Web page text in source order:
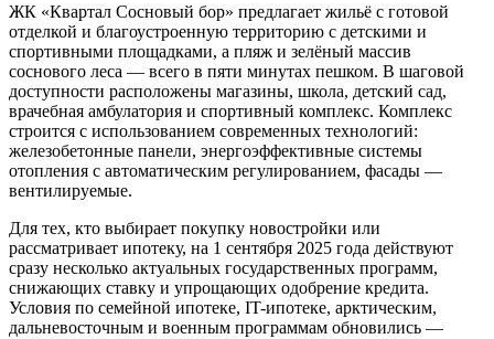
ЖК «Квартал Сосновый бор» предлагает жильё с готовой
отделкой и благоустроенную территорию с детскими и
спортивными площадками, а пляж и зелёный массив
соснового леса — всего в пяти минутах пешком. В шаговой
доступности расположены магазины, школа, детский сад,
врачебная амбулатория и спортивный комплекс. Комплекс
строится с использованием современных технологий:
железобетонные панели, энергоэффективные системы
отопления с автоматическим регулированием, фасады —
вентилируемые.
Для тех, кто выбирает покупку новостройки или
рассматривает ипотеку, на 1 сентября 2025 года действуют
сразу несколько актуальных государственных программ,
снижающих ставку и упрощающих одобрение кредита.
Условия по семейной ипотеке, IT-ипотеке, арктическим,
дальневосточным и военным программам обновились —